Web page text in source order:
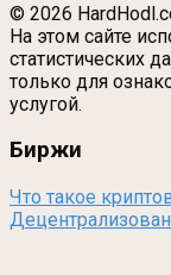
© 2026
На этом сайте
статистических
только для
услугой.
Биржи
Что такое